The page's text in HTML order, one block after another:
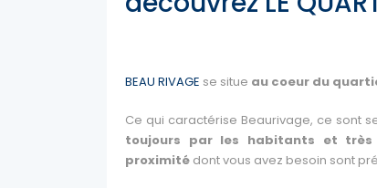
BEAU RIVAGE se situe au coeur du
Ce qui caractérise Beaurivage, ce sont
toujours par les habitants et très
proximité dont vous avez besoin sont